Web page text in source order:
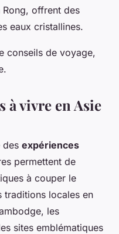
Rong, offrent des
eaux cristallines.
conseils de voyage,
à vivre en Asie
des expériences
permettent de
à couper le
traditions locales en
les
sites emblématiques